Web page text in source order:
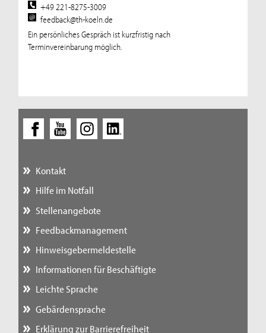
+49 221-8275-3009
feedback@th-koeln.de
Ein persönliches Gespräch ist kurzfristig nach
Terminvereinbarung möglich.
Kontakt
Hilfe im Notfall
Stellenangebote
Feedbackmanagement
Hinweisgebermeldestelle
Informationen für Beschäftigte
Leichte Sprache
Gebärdensprache
Erklärung zur Barrierefreiheit